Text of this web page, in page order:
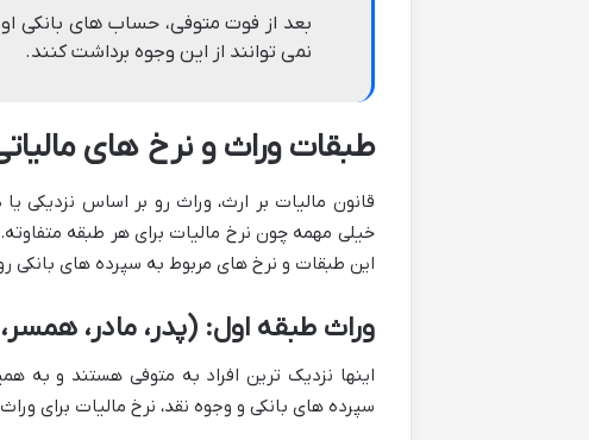
بعد از فوت متوفی، حساب های بانکی
نمی توانند از این وجوه برداشت کنند.
طبقات وراث و نرخ های
قانون مالیات بر ارث، وراث رو بر اساس نزدیکی
خیلی مهمه چون نرخ مالیات برای هر طبقه
این طبقات و نرخ های مربوط به سپرده های بانکی
وراث طبقه اول: (پدر، مادر،
اینها نزدیک ترین افراد به متوفی هستند و به
سپرده های بانکی و وجوه نقد، نرخ مالیات برای